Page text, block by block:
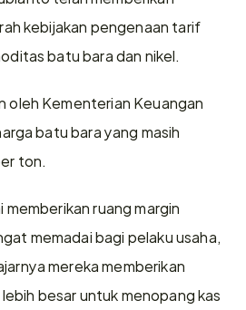
kebijakan pengenaan tarif
batu bara dan nikel.
oleh Kementerian Keuangan
batu bara yang masih
ton.
ruang margin
memadai bagi pelaku usaha,
mereka memberikan
besar untuk menopang kas